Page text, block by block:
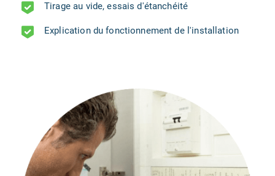
Tirage au vide, essais d'étanchéité
Explication du fonctionnement de l'installation